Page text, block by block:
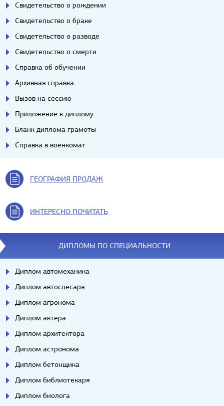
Свидетельство о рождении
Свидетельство о браке
Свидетельство о разводе
Свидетельство о смерти
Справка об обучении
Архивная справка
Вызов на сессию
Приложение к диплому
Бланк диплома грамоты
Справка в военкомат
ГЕОГРАФИЯ ПРОДАЖ
ИНТЕРЕСНО ПОЧИТАТЬ
ДИПЛОМЫ ПО СПЕЦИАЛЬНОСТИ
Диплом автомеханика
Диплом автослесаря
Диплом агронома
Диплом актера
Диплом архитектора
Диплом астронома
Диплом бетонщика
Диплом библиотекаря
Диплом биолога